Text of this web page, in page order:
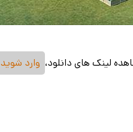
لینک های دانلود، وارد شوید